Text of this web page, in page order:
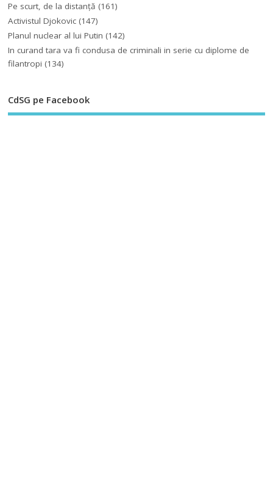
Pe scurt, de la distanță (161)
Activistul Djokovic (147)
Planul nuclear al lui Putin (142)
In curand tara va fi condusa de criminali in serie cu diplome de
filantropi (134)
CdSG pe Facebook